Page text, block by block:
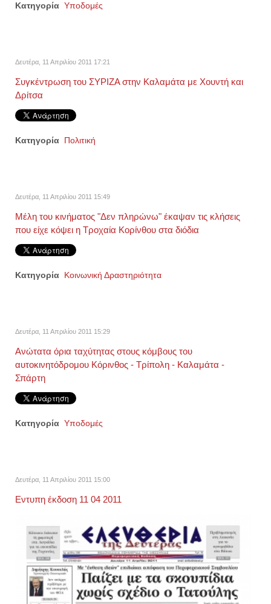
Κατηγορία Υποδομές
Δευτέρα, 11 Απριλίου 2011 17:21
Συγκέντρωση του ΣΥΡΙΖΑ στην Καλαμάτα με Χουντή και
Δρίτσα
Κατηγορία Πολιτική
Δευτέρα, 11 Απριλίου 2011 15:49
Μέλη του κινήματος "Δεν πληρώνω" έκαψαν τις κλήσεις
που είχε κόψει η Τροχαία Κορίνθου στα διόδια
Κατηγορία Κοινωνική Δραστηριότητα
Δευτέρα, 11 Απριλίου 2011 15:29
Ανώτατα όρια ταχύτητας στους κόμβους του
αυτοκινητόδρομου Κόρινθος - Τρίπολη - Καλαμάτα -
Σπάρτη
Κατηγορία Υποδομές
Δευτέρα, 11 Απριλίου 2011 15:00
Εντυπη έκδοση 11 04 2011